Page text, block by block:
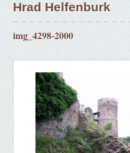
Hrad Helfenburk
img_4298-2000